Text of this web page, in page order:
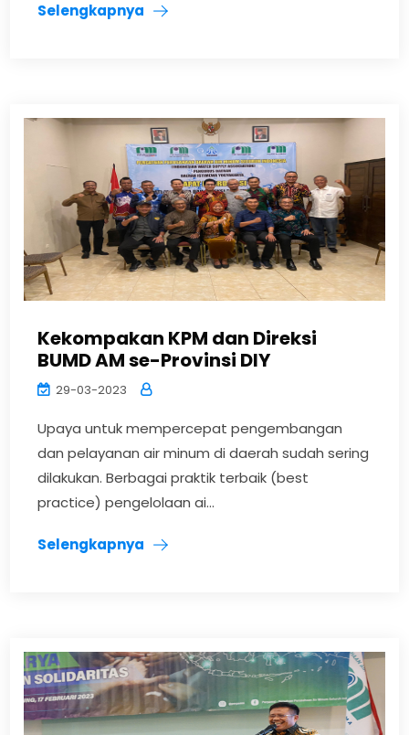
Selengkapnya
Kekompakan KPM dan Direksi
BUMD AM se-Provinsi DIY
29-03-2023
Upaya untuk mempercepat pengembangan
dan pelayanan air minum di daerah sudah sering
dilakukan. Berbagai praktik terbaik (best
practice) pengelolaan ai...
Selengkapnya